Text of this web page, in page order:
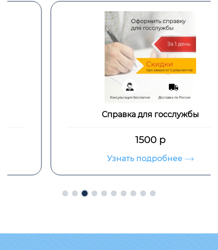
Справка для госслужбы
Узнать подробнее